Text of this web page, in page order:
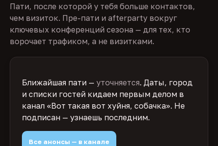
Пати, после которой у тебя больше контактов,
чем визиток. Пре-пати и afterparty вокруг
ключевых конференций сезона — для тех, кто
ворочает трафиком, а не визитками.
Ближайшая пати — уточняется. Даты, город
и списки гостей кидаем первым делом в
канал «Вот такая вот хуйня, собачка». Не
подписан — узнаешь последним.
Все анонсы — в канале